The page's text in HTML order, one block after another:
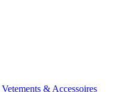
Vetements & Accessoires